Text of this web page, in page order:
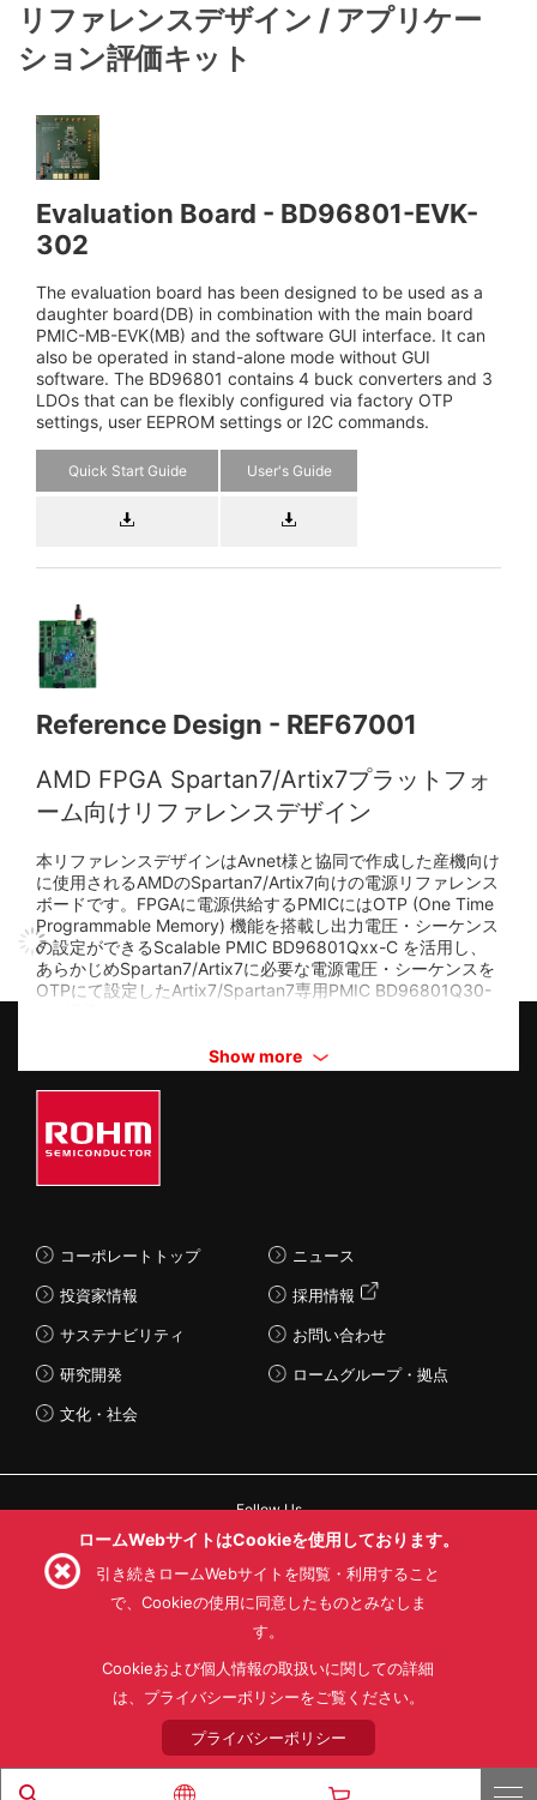
リファレンスデザイン / アプリケー
ション評価キット
Evaluation Board - BD96801-EVK-
302
The evaluation board has been designed to be used as a
daughter board(DB) in combination with the main board
PMIC-MB-EVK(MB) and the software GUI interface. It can
also be operated in stand-alone mode without GUI
software. The BD96801 contains 4 buck converters and 3
LDOs that can be flexibly configured via factory OTP
settings, user EEPROM settings or I2C commands.
Quick Start Guide User's Guide
Reference Design - REF67001
AMD FPGA Spartan7/Artix7プラットフォ
ーム向けリファレンスデザイン
本リファレンスデザインはAvnet様と協同で作成した産機向け
に使用されるAMDのSpartan7/Artix7向けの電源リファレンス
ボードです。FPGAに電源供給するPMICにはOTP (One Time
Programmable Memory) 機能を搭載し出力電圧・シーケンス
の設定ができるScalable PMIC BD96801Qxx-C を活用し、
あらかじめSpartan7/Artix7に必要な電源電圧・シーケンスを
OTPにて設定したArtix7/Spartan7専用PMIC BD96801Q30-
Show more
コーポレートトップ
投資家情報
サステナビリティ
研究開発
文化・社会
ニュース
採用情報
お問い合わせ
ロームグループ・拠点
Follow Us
利用目的
プライバシーポリシー
サイトマップ
ローム製品の販売に関する標準契約条件書(PDF)
© 1997 - 2026 ROHM CO., LTD. ALL RIGHTS RESERVED.
ロームWebサイトはCookieを使用しております。
引き続きロームWebサイトを閲覧・利用すること
で、Cookieの使用に同意したものとみなしま
す。
Cookieおよび個人情報の取扱いに関しての詳細
は、プライバシーポリシーをご覧ください。
プライバシーポリシー